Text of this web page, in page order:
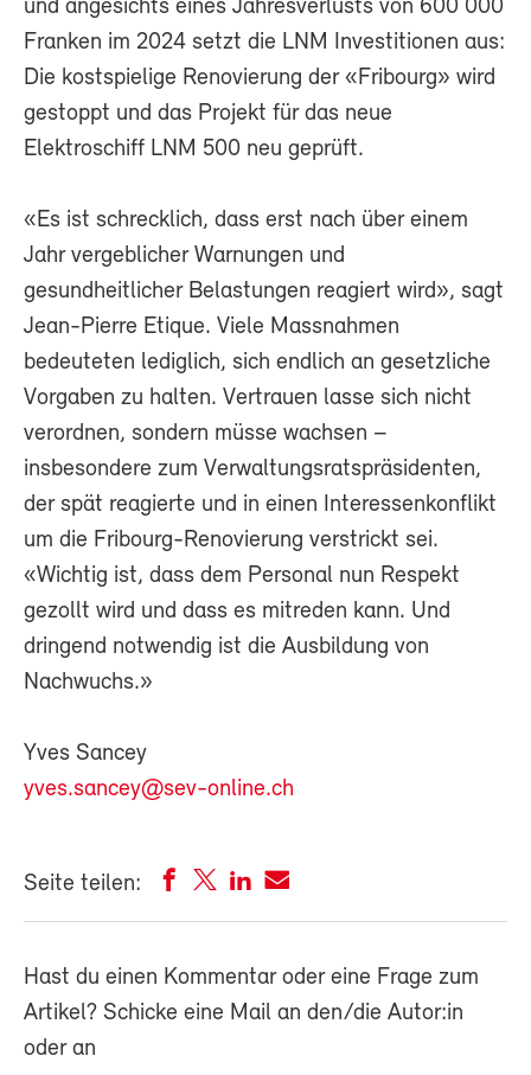
und angesichts eines Jahresverlusts von 600 000
Franken im 2024 setzt die LNM Investitionen aus:
Die kostspielige Renovierung der «Fribourg» wird
gestoppt und das Projekt für das neue
Elektroschiff LNM 500 neu geprüft.
«Es ist schrecklich, dass erst nach über einem
Jahr vergeblicher Warnungen und
gesundheitlicher Belastungen reagiert wird», sagt
Jean-Pierre Etique. Viele Massnahmen
bedeuteten lediglich, sich endlich an gesetzliche
Vorgaben zu halten. Vertrauen lasse sich nicht
verordnen, sondern müsse wachsen –
insbesondere zum Verwaltungsratspräsidenten,
der spät reagierte und in einen Interessenkonflikt
um die Fribourg-Renovierung verstrickt sei.
«Wichtig ist, dass dem Personal nun Respekt
gezollt wird und dass es mitreden kann. Und
dringend notwendig ist die Ausbildung von
Nachwuchs.»
Yves Sancey
yves.sancey@sev-online.ch
Seite teilen:
Hast du einen Kommentar oder eine Frage zum
Artikel? Schicke eine Mail an den/die Autor:in
oder an